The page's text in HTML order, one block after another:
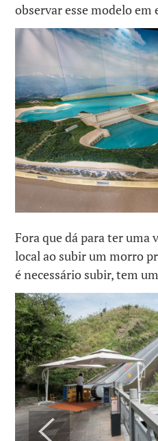
observar esse modelo em
Fora que dá para ter uma
local ao subir um morro
é necessário subir, tem